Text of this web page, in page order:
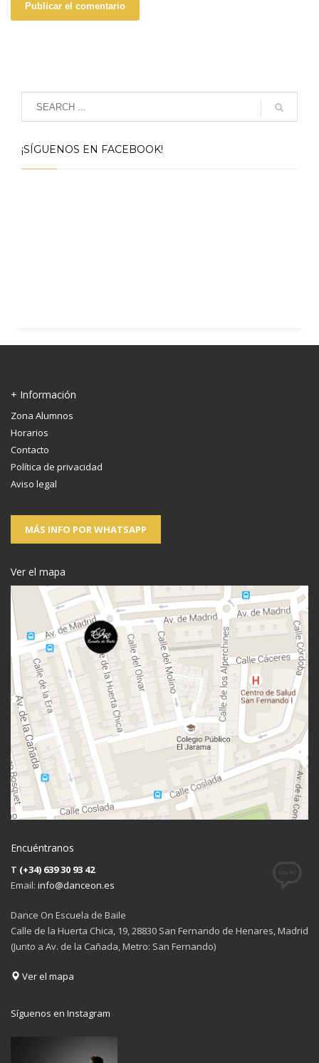
¡SÍGUENOS EN FACEBOOK!
+ Información
Zona Alumnos
Horarios
Contacto
Política de privacidad
Aviso legal
MÁS INFO POR WHATSAPP
Ver el mapa
Encuéntranos
T (+34) 639 30 93 42
Email: info@danceon.es
Dance On Escuela de Baile
Calle de la Huerta Chica, 19, 28830 San Fernando de Henares, Madrid
(Junto a Av. de la Cañada, Metro: San Fernando)
Ver el mapa
Síguenos en Instagram